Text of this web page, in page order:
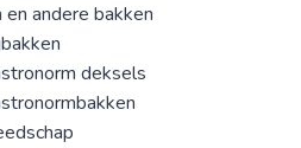
andere bakken
deksels